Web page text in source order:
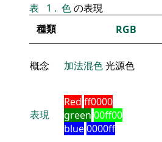
表
1 . 色の表現
種類
RGB
概念 加法混色光源色
表現
Red ff0000
green 00ff00
blue0000ff